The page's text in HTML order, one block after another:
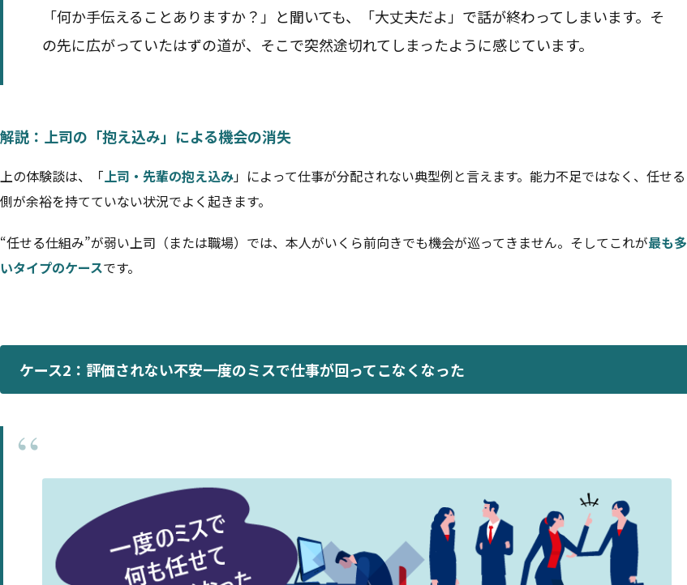
「何か手伝えることありますか？」と聞いても、「大丈夫だよ」で話が終わってしまいます。そ
の先に広がっていたはずの道が、そこで突然途切れてしまったように感じています。
解説：上司の「抱え込み」による機会の消失
上の体験談は、「上司・先輩の抱え込み」によって仕事が分配されない典型例と言えます。能力不足ではなく、任せる
側が余裕を持てていない状況でよく起きます。
“任せる仕組み”が弱い上司（または職場）では、本人がいくら前向きでも機会が巡ってきません。そしてこれが最も多
いタイプのケースです。
ケース2：評価されない不安――一度のミスで仕事が回ってこなくなった